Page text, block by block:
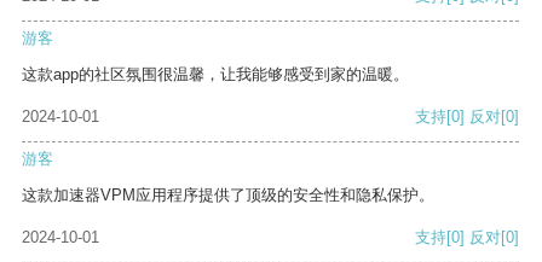
游客
这款app的社区氛围很温馨，让我能够感受到家的温暖。
2024-10-01 支持[0] 反对[0]
游客
这款加速器VPM应用程序提供了顶级的安全性和隐私保护。
2024-10-01 支持[0] 反对[0]